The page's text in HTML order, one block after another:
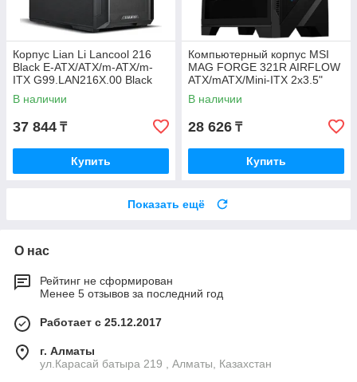
Корпус Lian Li Lancool 216
Black E-ATX/ATX/m-ATX/m-
ITX G99.LAN216X.00 Black
В наличии
37 844 ₸
Купить
Компьютерный корпус MSI
MAG FORGE 321R AIRFLOW
ATX/mATX/Mini-ITX 2x3.5"
3x2.5" 1xUSB-С 2xUSB-A
В наличии
28 626 ₸
Купить
Показать ещё
О нас
Рейтинг не сформирован
Менее 5 отзывов за последний год
Работает с 25.12.2017
г. Алматы
ул.Карасай батыра 219 , Алматы, Казахстан